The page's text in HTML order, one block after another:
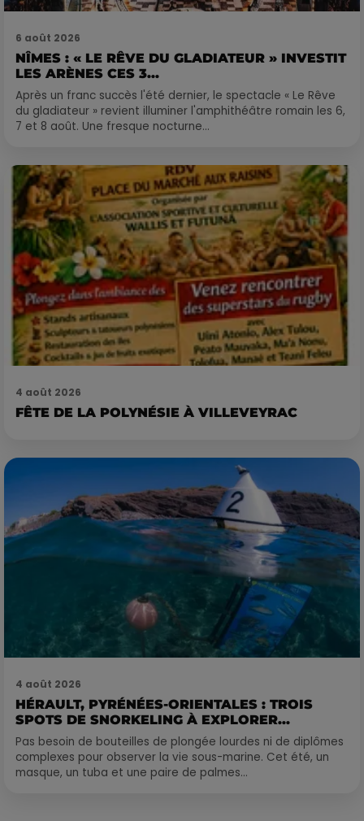
6 août 2026
NÎMES : « LE RÊVE DU GLADIATEUR » INVESTIT
LES ARÈNES CES 3...
Après un franc succès l'été dernier, le spectacle « Le Rêve
du gladiateur » revient illuminer l'amphithéâtre romain les 6,
7 et 8 août. Une fresque nocturne...
4 août 2026
FÊTE DE LA POLYNÉSIE À VILLEVEYRAC
4 août 2026
HÉRAULT, PYRÉNÉES-ORIENTALES : TROIS
SPOTS DE SNORKELING À EXPLORER...
Pas besoin de bouteilles de plongée lourdes ni de diplômes
complexes pour observer la vie sous-marine. Cet été, un
masque, un tuba et une paire de palmes...